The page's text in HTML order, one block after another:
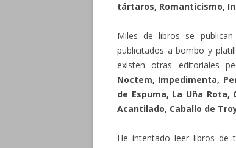
tártaros, Romanticismo,
Miles de libros se
publicitados a bombo y
existen otras editoriales
Noctem, Impedimenta,
de Espuma, La Uña
Acantilado, Caballo de
He intentado leer libros de